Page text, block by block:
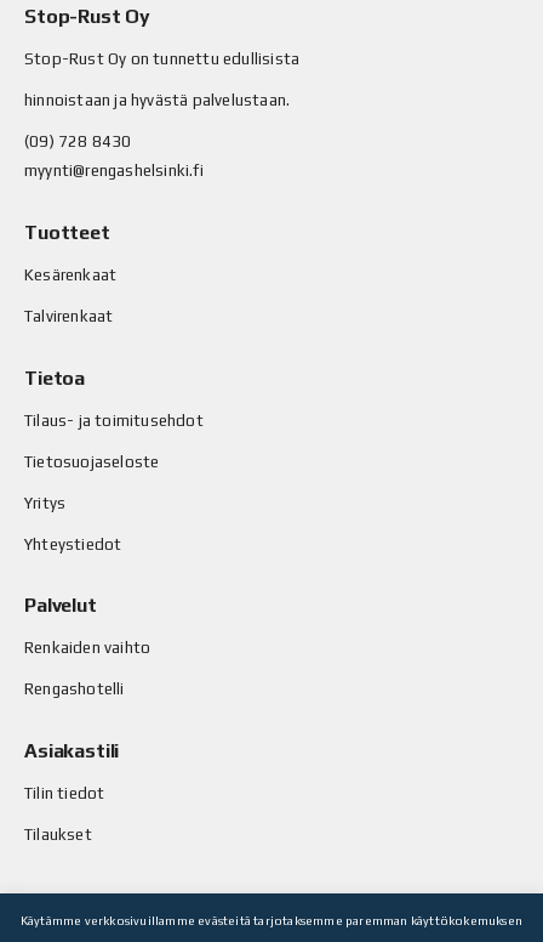
Stop-Rust Oy
Stop-Rust Oy on tunnettu edullisista
hinnoistaan ja hyvästä palvelustaan.
(09) 728 8430
myynti@rengashelsinki.fi
Tuotteet
Kesärenkaat
Talvirenkaat
Tietoa
Tilaus- ja toimitusehdot
Tietosuojaseloste
Yritys
Yhteystiedot
Palvelut
Renkaiden vaihto
Rengashotelli
Asiakastili
Tilin tiedot
Tilaukset
Käytämme verkkosivuillamme evästeitä tarjotaksemme paremman käyttökokemuksen